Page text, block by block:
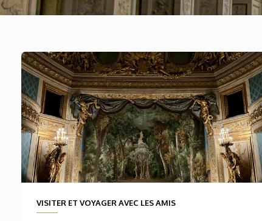
VISITER ET VOYAGER AVEC LES AMIS